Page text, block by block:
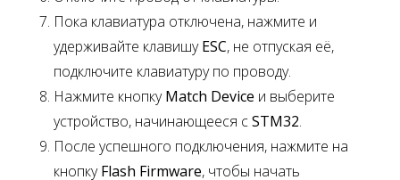
Пока клавиатура отключена, нажмите и
удерживайте клавишуESC, не отпуская её,
подключите клавиатуру по проводу.
Нажмите кнопкуMatch Device и выберите
устройство, начинающееся сSTM32.
После успешного подключения, нажмите на
кнопкуFlash Firmware, чтобы начать